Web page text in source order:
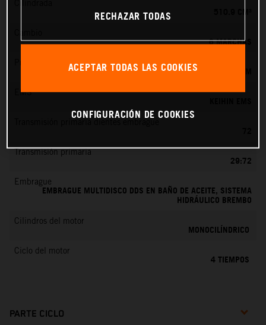
6 MARCHAS
Preparación de la mezcla
KEIHIN EFI, TOBERA DE 42 MM
EMS
Transmisión primaria
29:72
Embrague
EMBRAGUE MULTIDISCO DDS EN BAÑO DE ACEITE, SISTEMA
HIDRÁULICO BREMBO
Cilindros del motor
MONOCILÍNDRICO
Ciclo del motor
4 TIEMPOS
PARTE CICLO
RECHAZAR TODAS
ACEPTAR TODAS LAS COOKIES
CONFIGURACIÓN DE COOKIES